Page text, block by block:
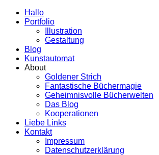
Hallo
Portfolio
Illustration
Gestaltung
Blog
Kunstautomat
About
Goldener Strich
Fantastische Büchermagie
Geheimnisvolle Bücherwelten
Das Blog
Kooperationen
Liebe Links
Kontakt
Impressum
Datenschutzerklärung